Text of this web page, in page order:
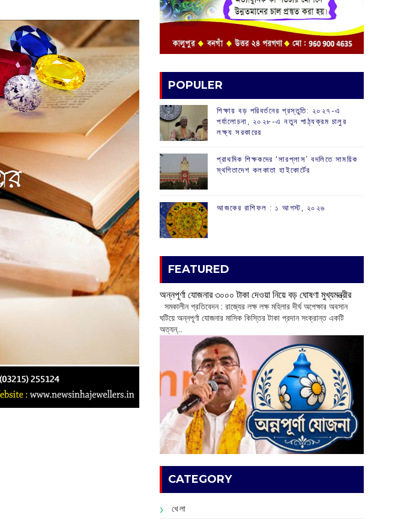
POPULER
শিক্ষায় বড় পরিবর্তনের প্রস্তুতি: ২০২৭-এ
পর্যালোচনা, ২০২৮-এ নতুন পাঠ্যক্রম চালুর
লক্ষ্য সরকারের
প্রাথমিক শিক্ষকদের ‘সারপ্লাস’ বদলিতে সাময়িক
স্থগিতাদেশ কলকাতা হাইকোর্টের
আজকের রাশিফল :‌ ‌‌১ আগস্ট, ২০২৬
FEATURED
অন্নপূর্ণা যোজনার ৩০০০ টাকা দেওয়া নিয়ে বড় ঘোষণা মুখ্যমন্ত্রীর
সমকালীন প্রতিবেদন : রাজ্যের লক্ষ লক্ষ মহিলার দীর্ঘ অপেক্ষার অবসান
ঘটিয়ে অন্নপূর্ণা যোজনার মাসিক কিস্তির টাকা প্রদান সংক্রান্ত একটি
অত্যন্...
CATEGORY
খেলা